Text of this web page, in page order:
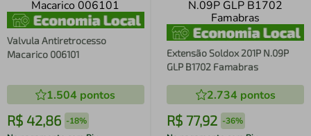
Valvula Antiretrocesso
Macarico 006101
1.504 pontos
R$ 42,86 -18%
Extensão Soldox 201P N.09P
GLP B1702 Famabras
2.734 pontos
R$ 77,92 -36%